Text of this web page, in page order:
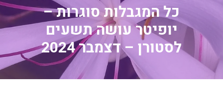
כל המגבלות סוגרות –
יופיטר עושה תשעים
לסטורן – דצמבר 2024